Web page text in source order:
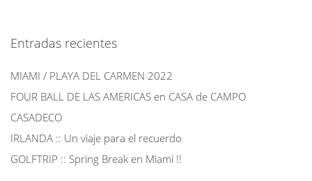
Entradas recientes
MIAMI / PLAYA DEL CARMEN 2022
FOUR BALL DE LAS AMERICAS en CASA de CAMPO
CASADECO
IRLANDA :: Un viaje para el recuerdo
GOLFTRIP :: Spring Break en Miami !!